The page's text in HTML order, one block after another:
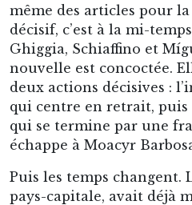
même des articles pour
décisif, c’est à la mi-
Ghiggia, Schiaffino et
nouvelle est concoctée.
deux actions décisives :
qui centre en retrait,
qui se termine par une
échappe à Moacyr
Puis les temps changent.
pays-capitale, avait déjà